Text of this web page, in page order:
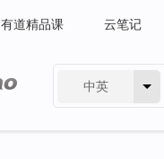
有道精品课 云笔记
中英